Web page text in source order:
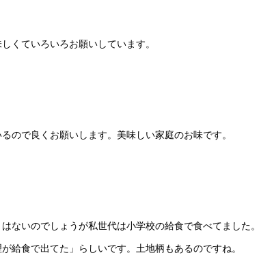
くていろいろお願いしています。
ので良くお願いします。美味しい家庭のお味です。
ないのでしょうが私世代は小学校の給食で食べてました
給食で出てた」らしいです。土地柄もあるのですね。